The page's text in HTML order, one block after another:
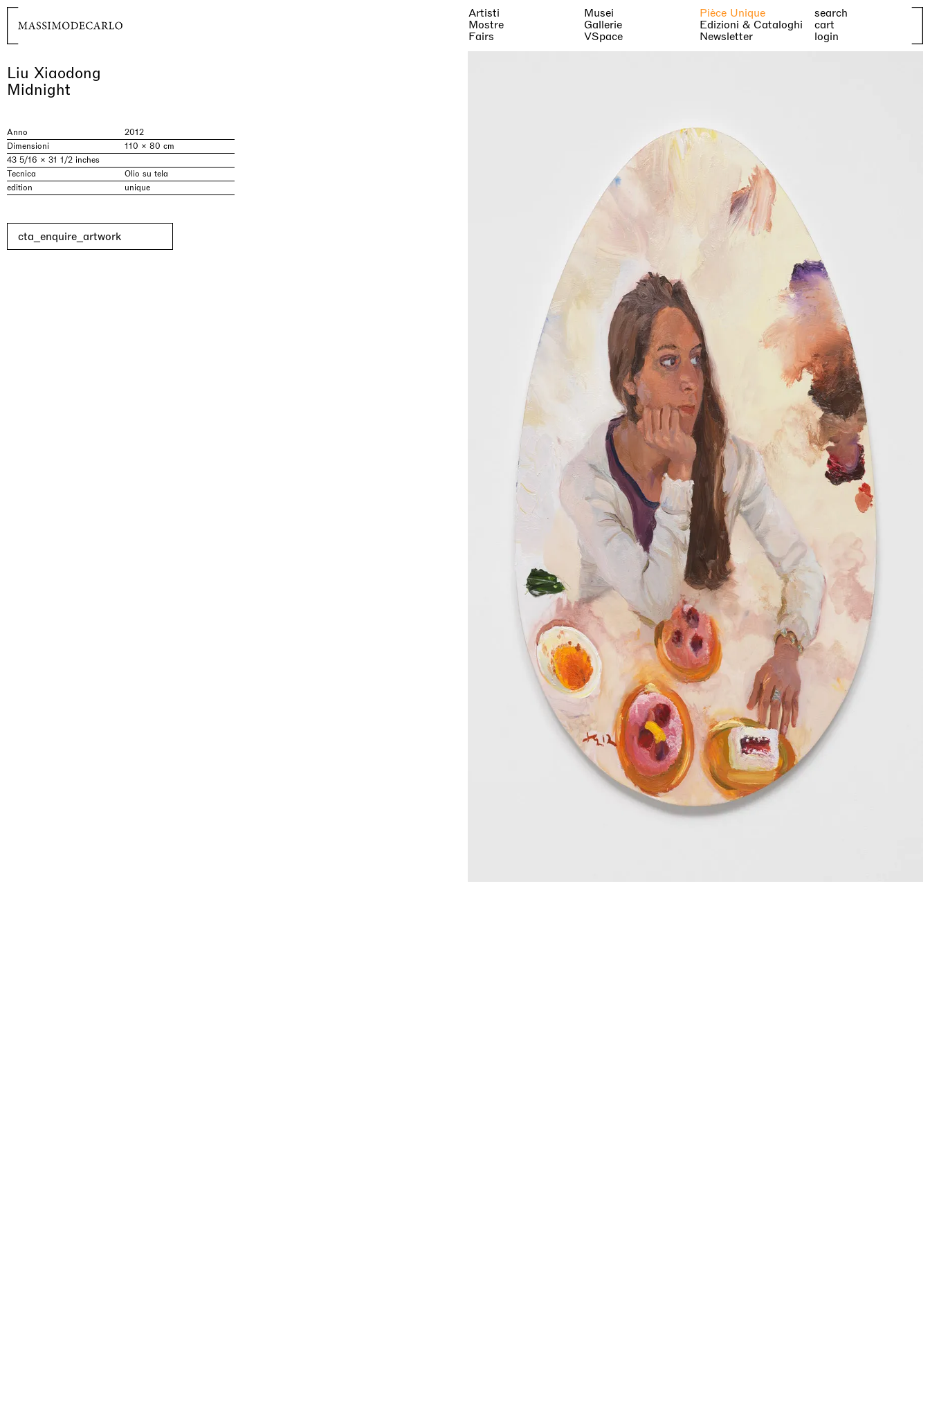
Artisti
Mostre
Fairs
Musei
Gallerie
VSpace
Pièce Unique
Edizioni & Cataloghi
Newsletter
search
cart
login
Liu Xiaodong
Midnight
Anno
2012
Dimensioni
110 × 80 cm
43 5/16 × 31 1/2 inches
Tecnica
Olio su tela
edition
unique
cta_enquire_artwork